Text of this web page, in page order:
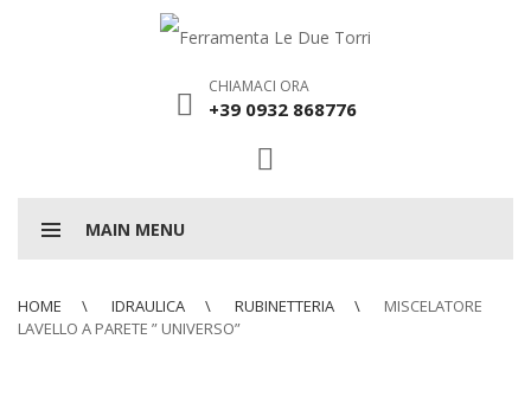
CHIAMACI ORA
+39 0932 868776
MAIN MENU
HOME IDRAULICA RUBINETTERIA
MISCELATORE
LAVELLO A PARETE ” UNIVERSO”